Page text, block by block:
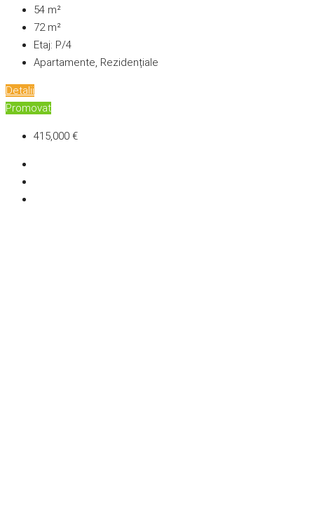
54 m²
72m²
Etaj: P/4
Apartamente, Rezidențiale
Detalii
Promovat
415,000 €